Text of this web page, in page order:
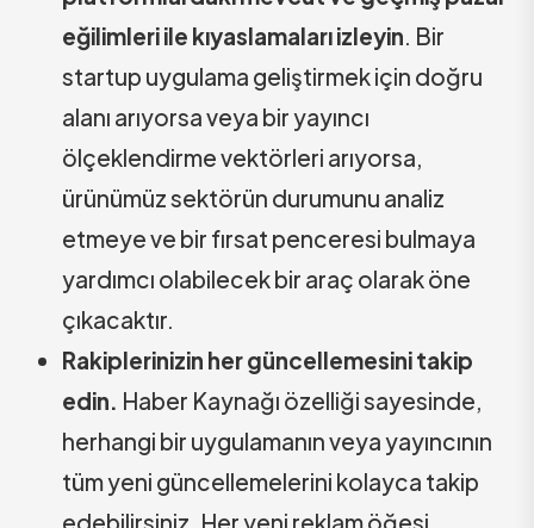
eğilimleri ile kıyaslamaları izleyin. Bir
startup uygulama geliştirmek için doğru
alanı arıyorsa veya bir yayıncı
ölçeklendirme vektörleri arıyorsa,
ürünümüz sektörün durumunu analiz
etmeye ve bir fırsat penceresi bulmaya
yardımcı olabilecek bir araç olarak öne
çıkacaktır.
Rakiplerinizin her güncellemesini takip
edin. Haber Kaynağı özelliği sayesinde,
herhangi bir uygulamanın veya yayıncının
tüm yeni güncellemelerini kolayca takip